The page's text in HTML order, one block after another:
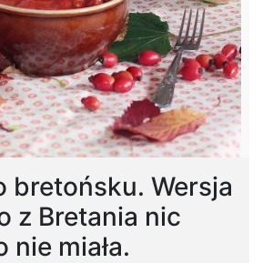
bretońsku. Wersja
z Bretania nic
nie miała.